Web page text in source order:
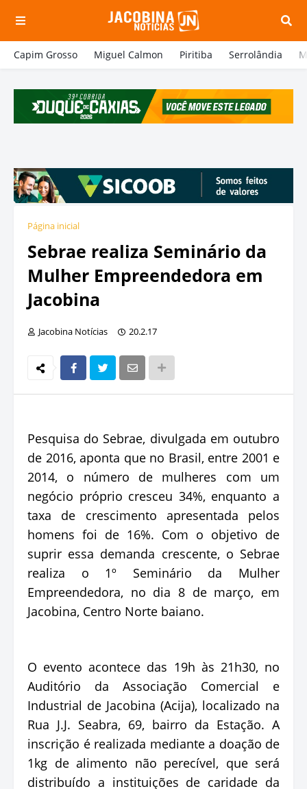
Capim Grosso Miguel Calmon Piritiba Serrolândia
Página inicial
Sebrae realiza Seminário da
Mulher Empreendedora em
Jacobina
Jacobina Notícias 20.2.17
Pesquisa do Sebrae, divulgada em outubro
de 2016, aponta que no Brasil, entre 2001 e
2014, o número de mulheres com um
negócio próprio cresceu 34%, enquanto a
taxa de crescimento apresentada pelos
homens foi de 16%. Com o objetivo de
suprir essa demanda crescente, o Sebrae
realiza o 1º Seminário da Mulher
Empreendedora, no dia 8 de março, em
Jacobina, Centro Norte baiano.
O evento acontece das 19h às 21h30, no
Auditório da Associação Comercial e
Industrial de Jacobina (Acija), localizado na
Rua J.J. Seabra, 69, bairro da Estação. A
inscrição é realizada mediante a doação de
1kg de alimento não perecível, que será
distribuído a instituições de caridade da